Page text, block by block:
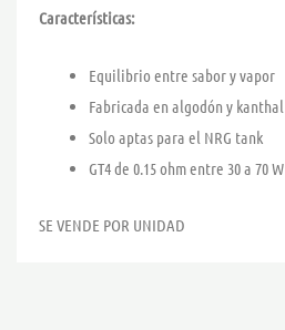
Características:
Equilibrio entre sabor y vapor
Fabricada en algodón y kanthal
Solo aptas para el NRG tank
GT4 de 0.15 ohm entre 30 a 70 W
SE VENDE POR UNIDAD